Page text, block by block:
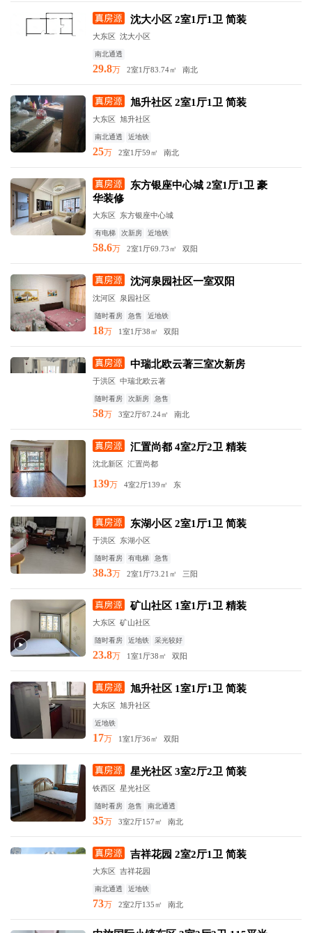
沈大小区 2室1厅1卫 简装
大东区 沈大小区
南北通透
29.8万 2室1厅83.74㎡ 南北
旭升社区 2室1厅1卫 简装
大东区 旭升社区
南北通透 近地铁
25万 2室1厅59㎡ 南北
东方银座中心城 2室1厅1卫 豪
华装修
大东区 东方银座中心城
有电梯 次新房 近地铁
58.6万 2室1厅69.73㎡ 双阳
沈河泉园社区一室双阳
沈河区 泉园社区
随时看房 急售 近地铁
18万 1室1厅38㎡ 双阳
中瑞北欧云著三室次新房
于洪区 中瑞北欧云著
随时看房 次新房 急售
58万 3室2厅87.24㎡ 南北
汇置尚都 4室2厅2卫 精装
沈北新区 汇置尚都
139万 4室2厅139㎡ 东
东湖小区 2室1厅1卫 简装
于洪区 东湖小区
随时看房 有电梯 急售
38.3万 2室1厅73.21㎡ 三阳
矿山社区 1室1厅1卫 精装
大东区 矿山社区
随时看房 近地铁 采光较好
23.8万 1室1厅38㎡ 双阳
旭升社区 1室1厅1卫 简装
大东区 旭升社区
近地铁
17万 1室1厅36㎡ 双阳
星光社区 3室2厅2卫 简装
铁西区 星光社区
随时看房 急售 南北通透
35万 3室2厅157㎡ 南北
吉祥花园 2室2厅1卫 简装
大东区 吉祥花园
南北通透 近地铁
73万 2室2厅135㎡ 南北